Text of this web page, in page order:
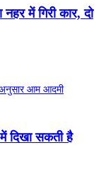
में गिरी कार, दो
दिखा सकती है